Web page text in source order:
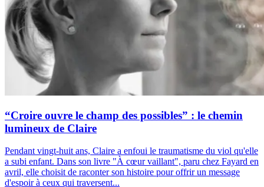
“Croire ouvre le champ des possibles” : le chemin
lumineux de Claire
Pendant vingt-huit ans, Claire a enfoui le traumatisme du viol qu'elle
a subi enfant. Dans son livre "À cœur vaillant", paru chez Fayard en
avril, elle choisit de raconter son histoire pour offrir un message
d'espoir à ceux qui traversent...